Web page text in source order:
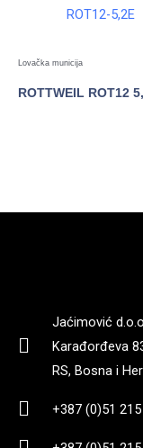
Lovačka municija
ROTTWEIL ROT12
Jaćimović d.o.o.
Karađorđeva
RS, Bosna i
+387 (0)51